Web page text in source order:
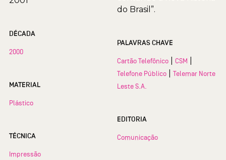
DÉCADA
2000
MATERIAL
Plástico
TÉCNICA
Impressão
do Brasil”.
PALAVRAS CHAVE
Cartão Telefônico CSM
Telefone Público
Telemar Norte
Leste S.A.
EDITORIA
Comunicação